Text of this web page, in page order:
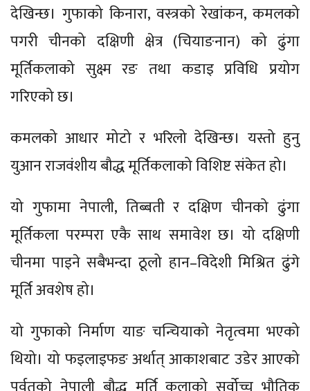
देखिन्छ। गुफाको किनारा, वस्त्रको रेखांकन, कमलको
पगरी चीनको दक्षिणी क्षेत्र (चियाङनान) को ढुंगा
मूर्तिकलाको सुक्ष्म रङ तथा कडाइ प्रविधि प्रयोग
गरिएको छ।
कमलको आधार मोटो र भरिलो देखिन्छ। यस्तो हुनु
युआन राजवंशीय बौद्ध मूर्तिकलाको विशिष्ट संकेत हो।
यो गुफामा नेपाली, तिब्बती र दक्षिण चीनको ढुंगा
मूर्तिकला परम्परा एकै साथ समावेश छ। यो दक्षिणी
चीनमा पाइने सबैभन्दा ठूलो हान–विदेशी मिश्रित ढुंगे
मूर्ति अवशेष हो।
यो गुफाको निर्माण याङ चन्चियाको नेतृत्वमा भएको
थियो। यो फइलाइफङ अर्थात् आकाशबाट उडेर आएको